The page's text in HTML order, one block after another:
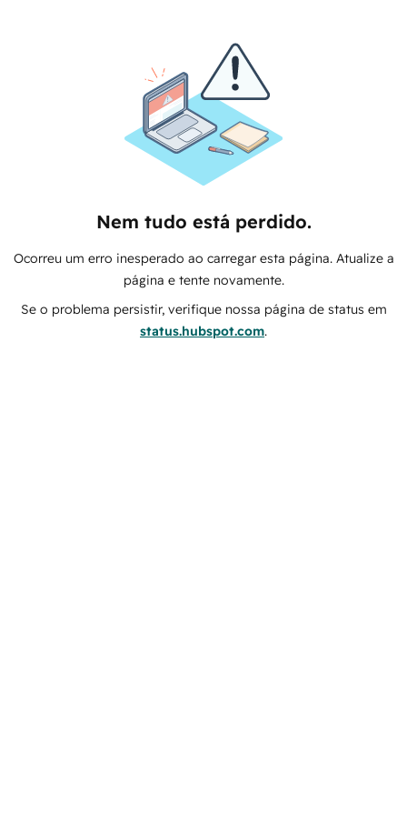
Nem tudo está perdido.
Ocorreu um erro inesperado ao carregar esta página. Atualize a
página e tente novamente.
Se o problema persistir, verifique nossa página de status em
status.hubspot.com.